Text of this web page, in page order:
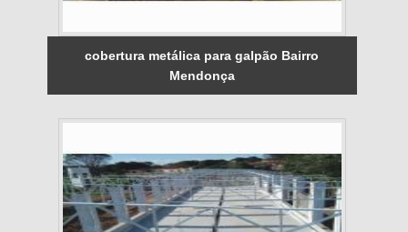
cobertura metálica para galpão Bairro
Mendonça